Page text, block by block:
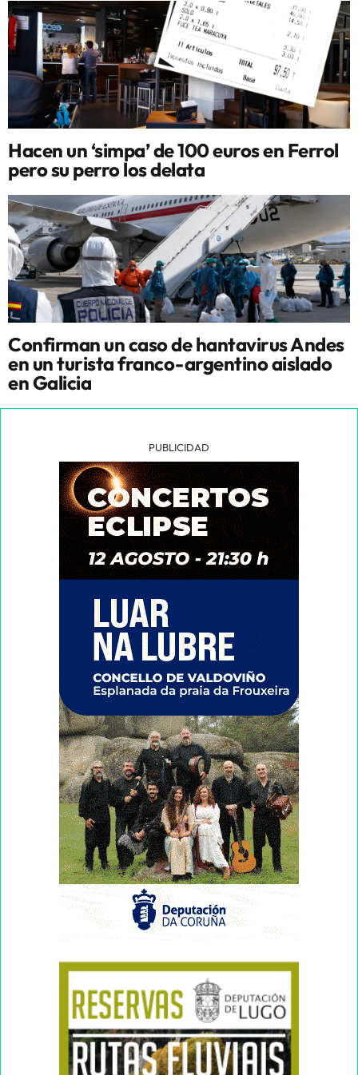
Hacen un ‘simpa’ de 100 euros en Ferrol
pero su perro los delata
Confirman un caso de hantavirus Andes
en un turista franco-argentino aislado
en Galicia
PUBLICIDAD